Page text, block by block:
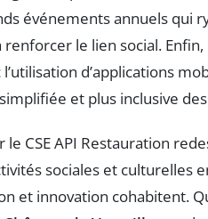
événements annuels qui
le lien social.
d’applications
et plus inclusive
CSE API Restauration
sociales et culturelles
et innovation cohabitent.